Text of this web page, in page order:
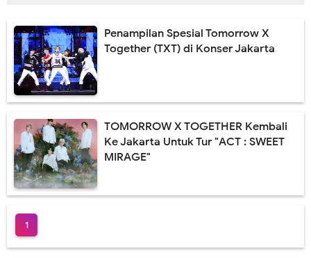
Penampilan Spesial Tomorrow X
Together (TXT) di Konser Jakarta
TOMORROW X TOGETHER Kembali
Ke Jakarta Untuk Tur "ACT : SWEET
MIRAGE"
1